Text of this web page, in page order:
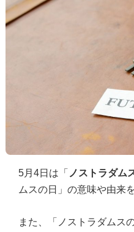
5月4日は「 ノストラダム
ムスの日」の意味や由来
また、「ノストラダムス